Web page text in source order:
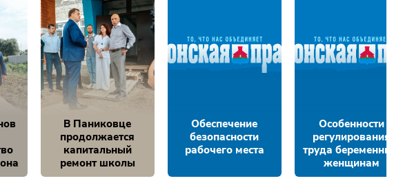
В Паниковце
продолжается
капитальный
ремонт школы
Обеспечение
безопасности
рабочего места
Особенности
регулирования
труда беременным
женщинам